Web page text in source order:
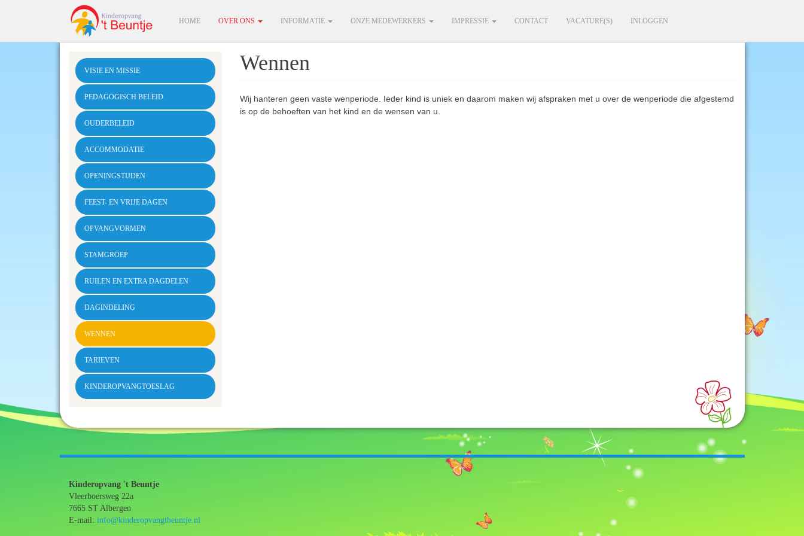
de
HOME OVER ONS INFORMATIE ONZE MEDEWERKERS IMPRESSIE CONTACT VACATURE(S) INLOGGEN
VISIE EN MISSIE
PEDAGOGISCH BELEID
OUDERBELEID
ACCOMMODATIE
OPENINGSTIJDEN
FEEST- EN VRIJE DAGEN
OPVANGVORMEN
STAMGROEP
RUILEN EN EXTRA DAGDELEN
DAGINDELING
WENNEN
TARIEVEN
KINDEROPVANGTOESLAG
Wennen
Wij hanteren geen vaste wenperiode. Ieder kind is uniek en daarom maken wij afspraken met u over de wenperiode die afgestemd
is op de behoeften van het kind en de wensen van u.
Kinderopvang 't Beuntje
Vleerboersweg 22a
7665 ST Albergen
E-mail: info@kinderopvangtbeuntje.nl